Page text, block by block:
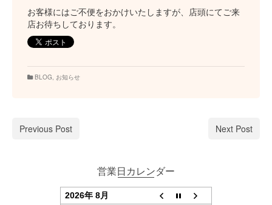
お客様にはご不便をおかけいたしますが、店頭にてご来
店お待ちしております。
BLOG お知らせ
Previous Post Next Post
営業日カレンダー
2026年 8月